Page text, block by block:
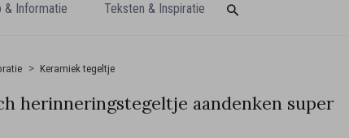
& Informatie Teksten & Inspiratie
Keramiek tegeltje
herinneringstegeltje aandenken super